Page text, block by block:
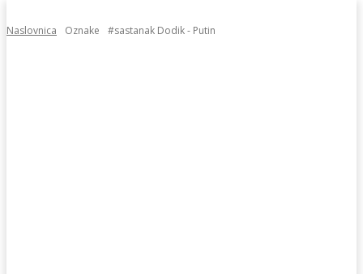
Naslovnica Oznake #sastanak Dodik - Putin